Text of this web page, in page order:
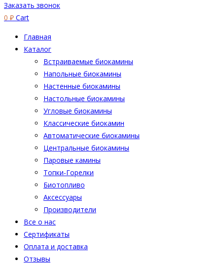
Заказать звонок
0 ₽ Cart
Главная
Каталог
Встраиваемые биокамины
Напольные биокамины
Настенные биокамины
Настoльные биокамины
Угловые биокамины
Классические биокамин
Автоматические биокамины
Центральные биокамины
Паровые камины
Топки-Горелки
Биотопливо
Аксессуары
Производители
Все о нас
Сертификаты
Оплата и доставка
Отзывы